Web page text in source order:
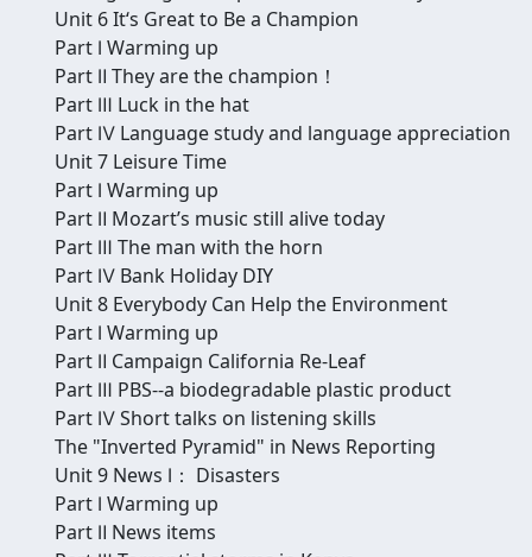
Unit 6 It‘s Great to Be a Champion
Part Ⅰ Warming up
Part Ⅱ They are the champion！
Part Ⅲ Luck in the hat
Part Ⅳ Language study and language appreciation
Unit 7 Leisure Time
Part Ⅰ Warming up
Part Ⅱ Mozart’s music still alive today
Part Ⅲ The man with the horn
Part Ⅳ Bank Holiday DIY
Unit 8 Everybody Can Help the Environment
Part Ⅰ Warming up
Part Ⅱ Campaign California Re-Leaf
Part Ⅲ PBS--a biodegradable plastic product
Part Ⅳ Short talks on listening skills
The "Inverted Pyramid" in News Reporting
Unit 9 News Ⅰ： Disasters
Part Ⅰ Warming up
Part Ⅱ News items